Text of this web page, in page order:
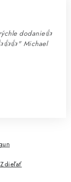
dodanie👍
Michael
Zdieľať